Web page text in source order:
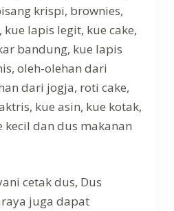
krispi, brownies,
lapis legit, kue cake,
bandung, kue lapis
oleh-olehan dari
dari jogja, roti cake,
kue asin, kue kotak,
kecil dan dus makanan
cetak dus, Dus
juga dapat